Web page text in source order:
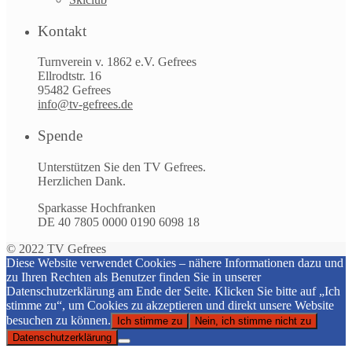
Kontakt
Turnverein v. 1862 e.V. Gefrees
Ellrodtstr. 16
95482 Gefrees
info@tv-gefrees.de
Spende
Unterstützen Sie den TV Gefrees.
Herzlichen Dank.
Sparkasse Hochfranken
DE 40 7805 0000 0190 6098 18
© 2022 TV Gefrees
Diese Website verwendet Cookies – nähere Informationen dazu und
zu Ihren Rechten als Benutzer finden Sie in unserer
Datenschutzerklärung am Ende der Seite. Klicken Sie bitte auf „Ich
stimme zu“, um Cookies zu akzeptieren und direkt unsere Website
besuchen zu können.
Ich stimme zu
Nein, ich stimme nicht zu
Datenschutzerklärung